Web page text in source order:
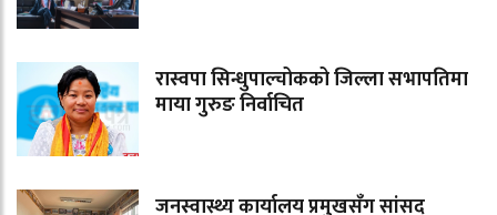
रास्वपा सिन्धुपाल्चोकको जिल्ला सभापतिमा
माया गुरुङ निर्वाचित
जनस्वास्थ्य कार्यालय प्रमुखसँग सांसद